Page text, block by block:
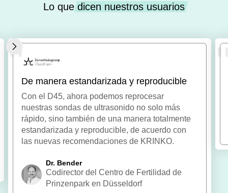
Lo quedicen nuestros usuarios
De manera estandarizada y reproducible
Con el D45, ahora podemos reprocesar
nuestras sondas de ultrasonido no solo más
rápido, sino también de una manera totalmente
estandarizada y reproducible, de acuerdo con
las nuevas recomendaciones de KRINKO.
Dr. Bender
Codirector del Centro de Fertilidad de
Prinzenpark en Düsseldorf
"